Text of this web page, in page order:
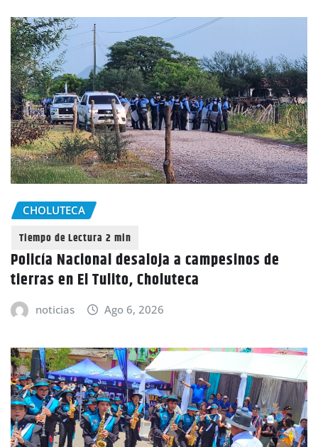
CHOLUTECA
Policía Nacional desaloja a campesinos de
tierras en El Tulito, Choluteca
noticias Ago 6, 2026